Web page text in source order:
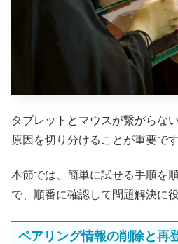
タブレットとマウスが繋がらな
原因を切り分けることが重要です
本節では、簡単に試せる手順を
で、順番に確認して問題解決に
ペアリング情報の削除と再